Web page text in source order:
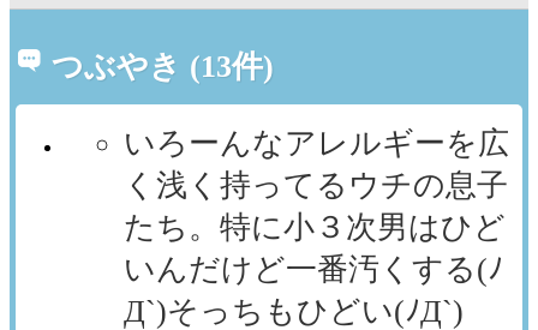
つぶやき (13件)
いろーんなアレルギーを広
く浅く持ってるウチの息子
たち。特に小３次男はひど
いんだけど一番汚くする(ﾉ
Д`)そっちもひどい(ﾉД`)